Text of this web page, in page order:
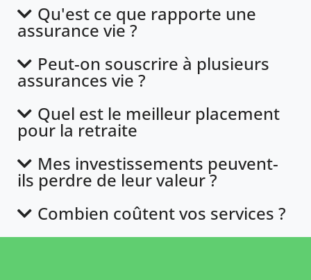
Qu'est ce que rapporte une
assurance vie ?
Peut-on souscrire à plusieurs
assurances vie ?
Quel est le meilleur placement
pour la retraite
Mes investissements peuvent-
ils perdre de leur valeur ?
Combien coûtent vos services ?